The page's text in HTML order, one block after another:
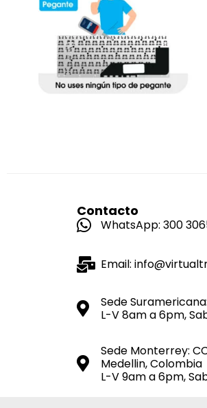
Contacto
WhatsApp: 300
Email:
Sede
L-V 8am a 6pm,
Sede Monterrey:
Medellin, Colombia
L-V 9am a 6pm,